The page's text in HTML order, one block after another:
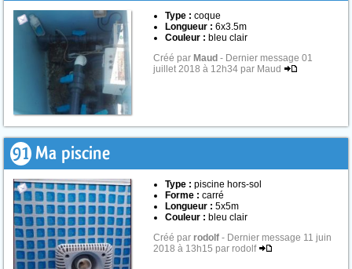
Type : coque
Longueur : 6x3.5m
Couleur : bleu clair
Créé par Maud - Dernier message 01
juillet 2018 à 12h34 par Maud
91 Ma piscine
Type : piscine hors-sol
Forme : carré
Longueur : 5x5m
Couleur : bleu clair
Créé par rodolf - Dernier message 11 juin
2018 à 13h15 par rodolf